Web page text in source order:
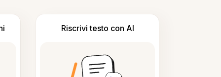
Riscrivi testo con AI